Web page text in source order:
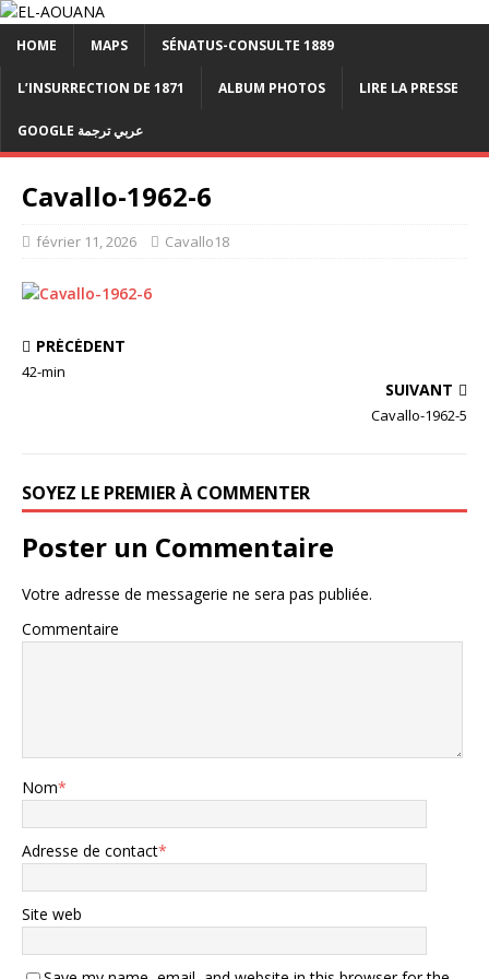
HOME MAPS SÉNATUS-CONSULTE 1889
L’INSURRECTION DE 1871 ALBUM PHOTOS LIRE LA PRESSE
GOOGLE عربي ترجمة
Cavallo-1962-6
février 11, 2026 Cavallo18
PRÉCÉDENT
42-min
SUIVANT
Cavallo-1962-5
SOYEZ LE PREMIER À COMMENTER
Poster un Commentaire
Votre adresse de messagerie ne sera pas publiée.
Commentaire
Nom*
Adresse de contact*
Site web